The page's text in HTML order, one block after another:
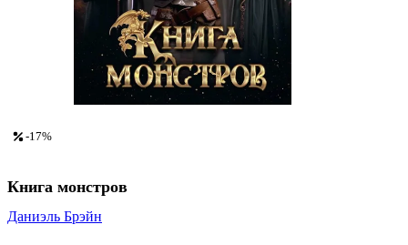
-17%
Книга монстров
Даниэль Брэйн